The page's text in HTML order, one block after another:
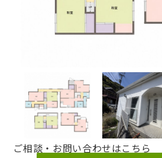
ご相談・お問い合わせはこちら